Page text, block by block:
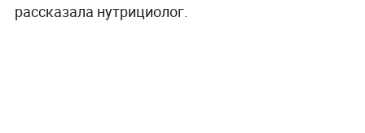
рассказала нутрициолог.